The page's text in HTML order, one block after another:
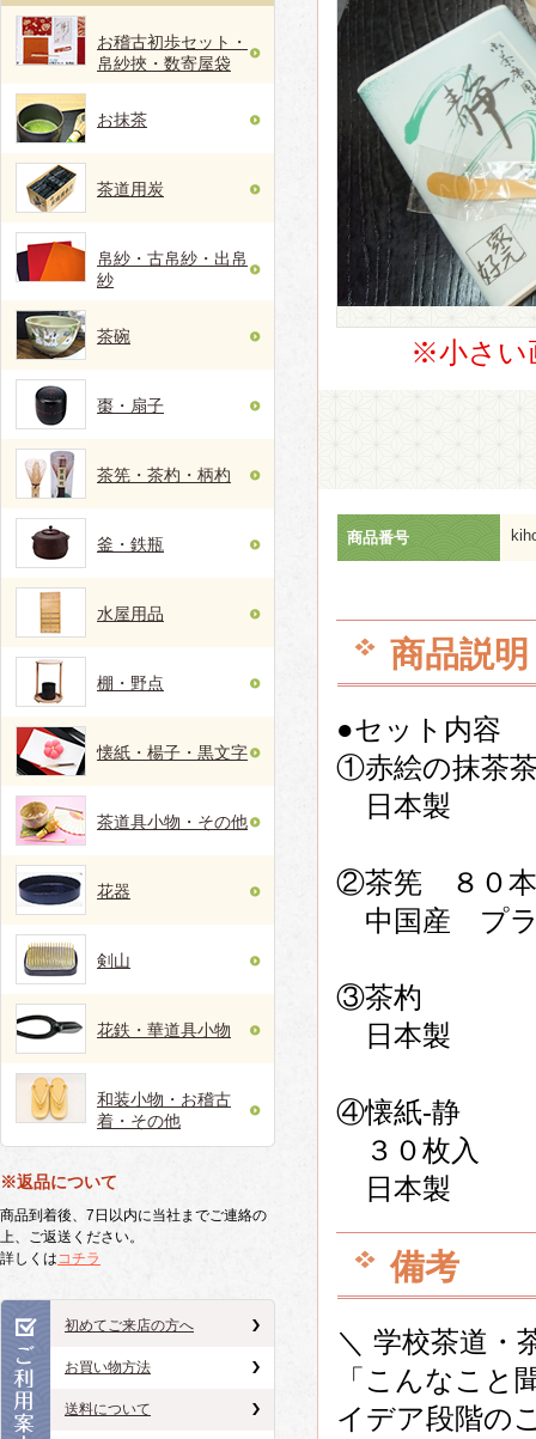
お稽古初歩セット・
帛紗挾・数寄屋袋
お抹茶
茶道用炭
帛紗・古帛紗・出帛
紗
茶碗
棗・扇子
茶筅・茶杓・柄杓
釜・鉄瓶
水屋用品
棚・野点
懐紙・楊子・黒文字
茶道具小物・その他
花器
剣山
花鉄・華道具小物
和装小物・お稽古
着・その他
※返品について
商品到着後、7日以内に当社までご連絡の
上、ご返送ください。
詳しくはコチラ
初めてご来店の方へ
お買い物方法
送料について
※小さい
商品番号
商品説明
●セット内容
①赤絵の抹茶
日本製
②茶筅 ８０
中国産 プラ
③茶杓
日本製
④懐紙-静
３０枚入
日本製
備考
＼ 学校茶道・
「こんなこ
イデア段階の